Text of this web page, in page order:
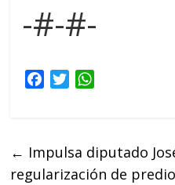
-#-#-
b
o
T
t
e
s
A
← Impulsa diputado
regularización de